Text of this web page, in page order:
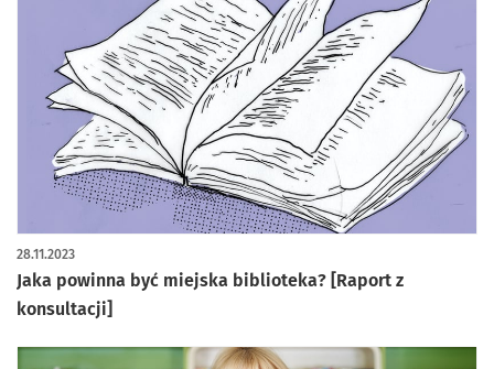
Jaka powinna być miejska biblioteka? [Raport z
konsultacji]
28.11.2023